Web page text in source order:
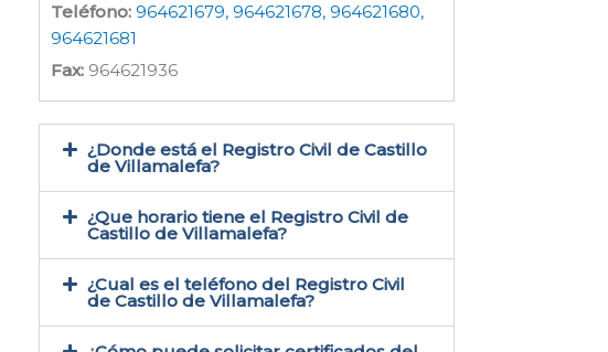
Teléfono: 964621679, 964621678, 964621680,
964621681
Fax: 964621936
¿Donde está el Registro Civil de Castillo
de Villamalefa​?
¿Que horario tiene el Registro Civil de
Castillo de Villamalefa?
¿Cual es el teléfono del Registro Civil
de Castillo de Villamalefa​?